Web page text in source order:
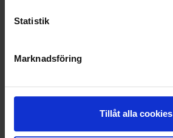
Statistik
Marknadsföring
Tillåt alla cookies
OHLSSONS REGION VÄST
OHLSSONSKOLLEGOR